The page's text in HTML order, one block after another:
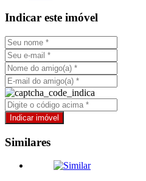
Indicar este imóvel
Similares